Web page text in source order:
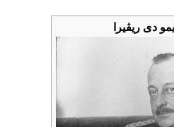
دى ريڤيرا